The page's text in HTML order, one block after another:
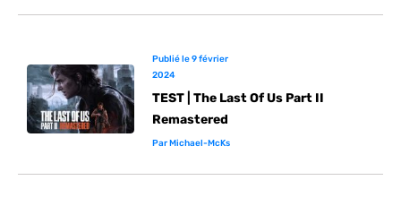
Publié le9 février
2024
TEST | The Last Of Us Part II
Remastered
ParMichael-McKs